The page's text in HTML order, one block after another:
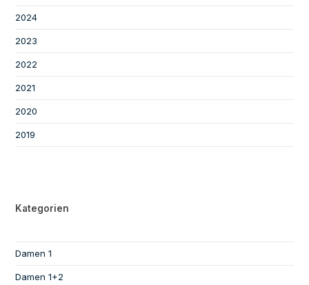
2024
2023
2022
2021
2020
2019
Kategorien
Damen 1
Damen 1+2